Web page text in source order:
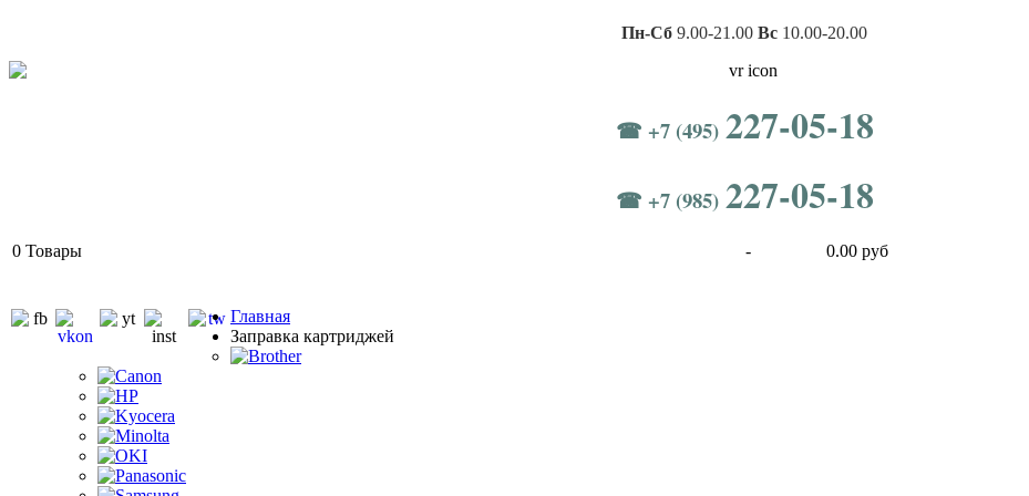
Пн-Сб 9.00-21.00 Вс 10.00-20.00
☎ +7 (495) 227-05-18
☎ +7 (985) 227-05-18
0 Товары -
0.00 руб
Главная
Заправка картриджей